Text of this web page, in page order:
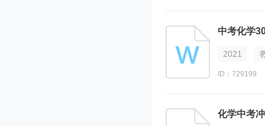
中考化学
2021
ID：729199
化学中考